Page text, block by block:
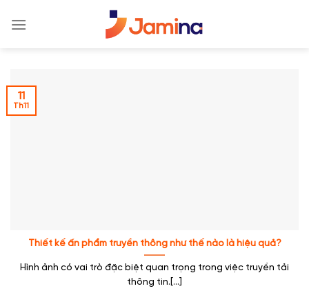
Thiết kế ấn phẩm truyền thông như thế nào là hiệu quả?
Hình ảnh có vai trò đặc biệt quan trọng trong việc truyền tải
thông tin.[...]
11
Th11